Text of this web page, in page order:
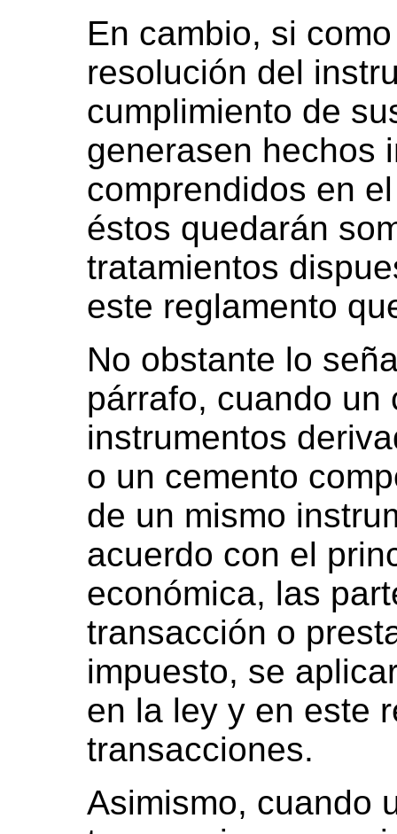
En cambio, si
resolución del
cumplimiento de
generasen hechos
comprendidos en
éstos quedarán
tratamientos
este reglamento
No obstante lo
párrafo, cuando un
instrumentos
o un cemento
de un mismo
acuerdo con el
económica, las
transacción o
impuesto, se
en la ley y en este
transacciones.
Asimismo, cuando